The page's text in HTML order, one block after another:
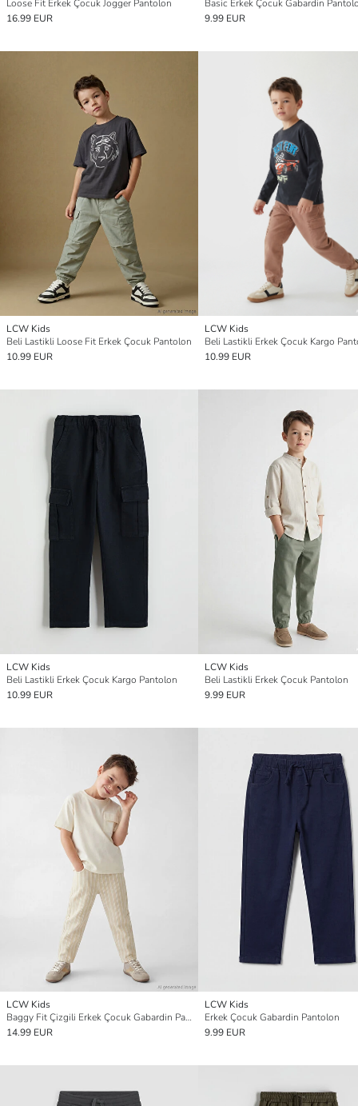
Loose Fit Erkek Çocuk Jogger Pantolon
16.99 EUR
Basic Erkek Çocuk Gabardin
9.99 EUR
LCW Kids
Beli Lastikli Loose Fit Erkek Çocuk Pantolon
10.99 EUR
LCW Kids
Beli Lastikli Erkek Çocuk Kargo
10.99 EUR
LCW Kids
Beli Lastikli Erkek Çocuk Kargo Pantolon
10.99 EUR
LCW Kids
Beli Lastikli Erkek Çocuk Pantolon
9.99 EUR
LCW Kids
Baggy Fit Çizgili Erkek Çocuk Gabardin Pantolon
14.99 EUR
LCW Kids
Erkek Çocuk Gabardin Pantolon
9.99 EUR